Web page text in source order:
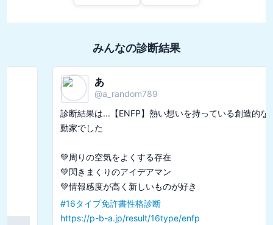
みんなの診断結果
あ
a_random789
診断結果は...【ENFP】熱い想いを持っている創造的な広報運
動家でした
💚周りの空気をよくする存在
💚閃きまくりのアイデアマン
16タイプ免許書性格診断
https://p-b-a.jp/result/16type/enfp